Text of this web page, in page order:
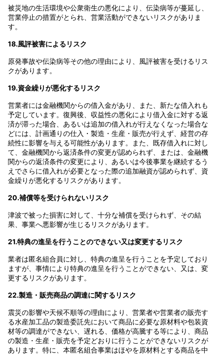
被災地の生活環境や公衆衛生の悪化により、伝染病等が蔓延し、
営業停止の措置がとられ、営業活動ができないリスクがありま
す。
18.風評被害によるリスク
原発事故や伝染病等その他の理由により、風評被害を受けるリス
クがあります。
19.資金繰りが悪化するリスク
営業者には金融機関からの借入金があり、また、新たな借入れも
予定しています。復興後、収益性の悪化により借入金に対する返
済が滞った場合、あるいは追加の借入れが行えなくなった場合な
どには、計画通りの仕入・製造・生産・販売が行えず、経営の存
続性に影響を与える可能性があります。また、既存借入れに対し
て、金融機関から返済条件の変更が認められず、または、金融機
関からの返済条件の変更により、あるいは今後事業を継続するう
えでさらに借入れが必要となった際の追加融資が認められず、資
金繰りが悪化するリスクがあります。
20.補償等を受けられないリスク
津波で被った損害に対して、十分な補償を受けられず、その結
果、事業へ悪影響が生じるリスクがあります。
21.特典の進呈を行うことのできない又は変更するリスク
業者は匿名組合員に対し、特典の進呈を行うことを予定しており
ますが、事情により特典の進呈を行うことができない、又は、変
更するリスクがあります。
22.製造・販売商品の調達に関するリスク
震災の影響や天候不順等の理由により、営業者や営業者の販売す
る水産加工品の製造委託先において商品に必要な原材料や包装資
材等の調達ができない、遅れる、価格が高騰する等により、商品
の製造・生産・販売を予定どおりに行うことができないリスクが
あります。特に、本匿名組合事業はほやを原材料とする商品を中